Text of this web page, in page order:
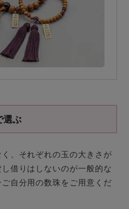
選ぶ
、それぞれの玉の大きさが
借りはしないのが一般的な
自分用の数珠をご用意くだ